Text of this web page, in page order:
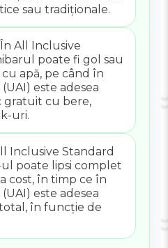
sau tradiționale.
All Inclusive
poate fi gol sau
apă, pe când în
este adesea
gratuit cu bere,
uri.
Inclusive Standard
ul poate lipsi complet
cost, în timp ce în
este adesea
în funcție de